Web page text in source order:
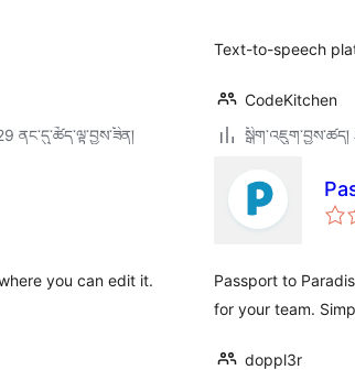
ནང་དུ་ཚོད་ལྟ་བྱས་ཟིན།
Text-to-speech
CodeKitchen
སྒྲིག་འཇུག་བྱས་ཚད།
you can edit it.
Passport to
for your team.
doppl3r